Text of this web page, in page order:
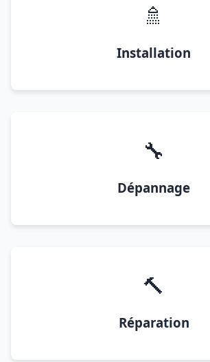
🚿
Installation
🔧
Dépannage
🔨
Réparation